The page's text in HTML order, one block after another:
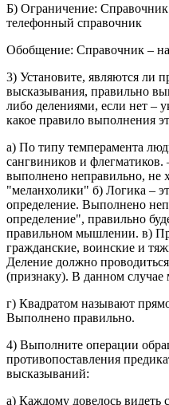
Б) Ограничение:
телефонный справочник
Обобщение: Справочник –
3) Установите, являются ли
высказывания, правильно
либо делениями, если нет –
какое правило выполнения
а) По типу темперамента
сангвиников и флегматиков.
выполнено неправильно, не
"меланхолики" б) Логика –
определение. Выполнено
определение", правильно
правильном мышлении. в)
гражданские, воинские и
Деление должно
(признаку). В данном
г) Квадратом называют
Выполнено правильно.
4) Выполните операции
противопоставления
высказываний:
а) Каждому довелось видеть